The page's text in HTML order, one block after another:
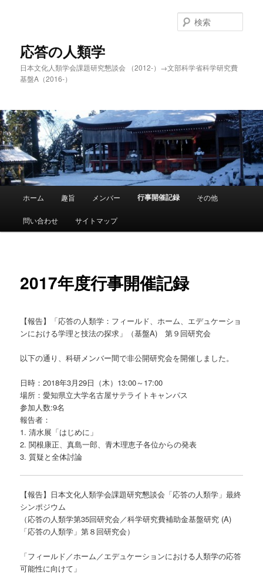
移
動
応答の人類学
日本文化人類学会課題研究懇談会 （2012-）→文部科学省科学研究費
基盤A（2016-）
索
メ
ホーム 趣旨 メンバー 行事開催記録 その他
問い合わせ サイトマップ
2017年度行事開催記録
【報告】「応答の人類学：フィールド、ホーム、エデュケーショ
ンにおける学理と技法の探求」（基盤A) 第９回研究会
以下の通り、科研メンバー間で非公開研究会を開催しました。
日時：2018年3月29日（木）13:00～17:00
場所：愛知県立大学名古屋サテライトキャンパス
参加人数:9名
報告者：
1. 清水展「はじめに」
2. 関根康正、真島一郎、青木理恵子各位からの発表
3. 質疑と全体討論
【報告】日本文化人類学会課題研究懇談会「応答の人類学」最終
シンポジウム
（応答の人類学第35回研究会／科学研究費補助金基盤研究 (A)
「応答の人類学」第８回研究会）
「フィールド／ホーム／エデュケーションにおける人類学の応答
可能性に向けて」